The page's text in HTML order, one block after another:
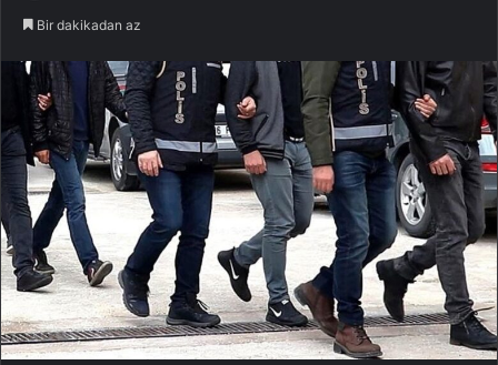
Bir dakikadan az